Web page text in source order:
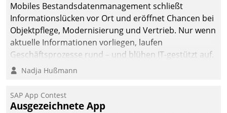
Mobiles Bestandsdatenmanagement schließt
Informationslücken vor Ort und eröffnet Chancen bei
Objektpflege, Modernisierung und Vertrieb. Nur wenn
aktuelle Informationen vorliegen, laufen
Geschäftsprozesse rund – und blühen IT-gestützt auf.
Nadja Hußmann
SAP App Contest
Ausgezeichnete App